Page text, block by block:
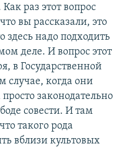
раз этот вопрос
вы рассказали, это
надо подходить
деле. И вопрос этот
в Государственной
случае, когда они
законодательно
совести. И там
такого рода
вблизи культовых